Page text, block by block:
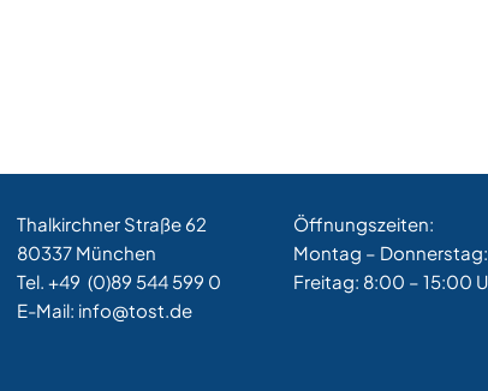
Thalkirchner Straße 62
80337 München
Tel. +49 (0)89 544 599 0
E-Mail: info@tost.de
Öffnungszeiten:
Montag –
Freitag: 8:00 – 15:00